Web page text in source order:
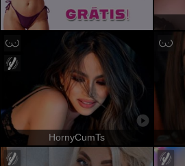
HornyCumTs